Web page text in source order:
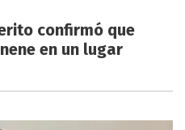
confirmó que
en un lugar